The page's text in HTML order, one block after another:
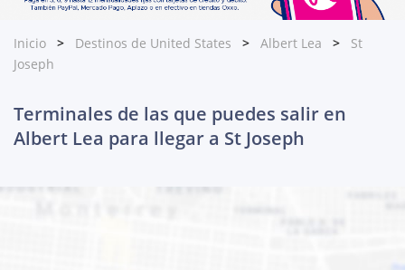
Inicio Destinos de United States Albert Lea
St
Joseph
Terminales de las que puedes salir en
Albert Lea para llegar a St Joseph